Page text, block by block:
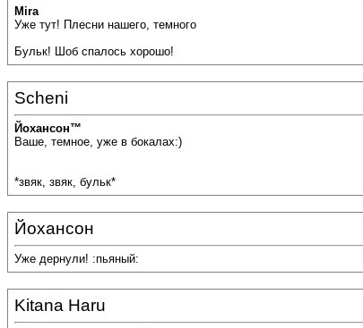
Mira
Уже тут! Плесни нашего, темного
Бульк! Шоб спалось хорошо!
Scheni
Йохансон™
Ваше, темное, уже в бокалах:)
*звяк, звяк, бульк*
Йохансон
Уже дернули! :пьяный:
Kitana Haru